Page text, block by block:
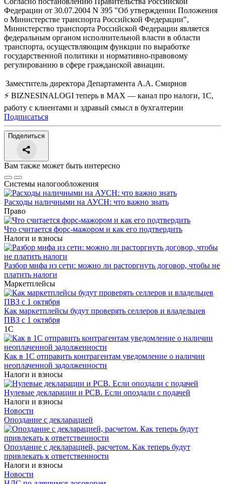
Федерации от 30.07.2004 N 395 "Об утверждении Положения
о Министерстве транспорта Российской Федерации",
Министерство транспорта Российской Федерации является
федеральным органом исполнительной власти в области
транспорта, осуществляющим функции по выработке
государственной политики и нормативно-правовому
регулированию в сфере гражданской авиации.
Заместитель директора Департамента А.А. Смирнов
⚡ BIZNESINALOGI теперь в MAX — канал про налоги, 1С,
работу с клиентами и здравый смысл в бухгалтерии
Подписаться
Поделиться
Вам также может быть интересно
Системы налогообложения
Расходы наличными на АУСН: что важно знать
Право
Что считается форс-мажором и как его подтвердить
Налоги и взносы
Разбор мифа из сети: можно ли расторгнуть договор, чтобы не
платить налоги
Маркетплейсы
Как маркетплейсы будут проверять селлеров и владельцев
ПВЗ с 1 октября
1С
Как в 1С отправить контрагентам уведомление о наличии
неоплаченной задолженности
Налоги и взносы
Нулевые декларации и РСВ. Если опоздали с подачей
Налоги и взносы
Новости
Опоздание с декларацией
Опоздание с декларацией, расчетом. Как теперь будут
привлекать к ответственности
Налоги и взносы
Новости